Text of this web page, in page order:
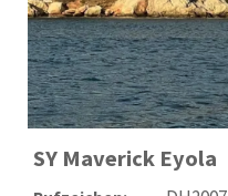
SY Maverick Eyola